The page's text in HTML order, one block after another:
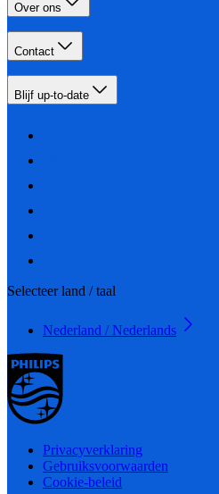
Over ons
Contact
Blijf up-to-date
Selecteer land / taal
Nederland / Nederlands
Privacyverklaring
Gebruiksvoorwaarden
Cookie-beleid